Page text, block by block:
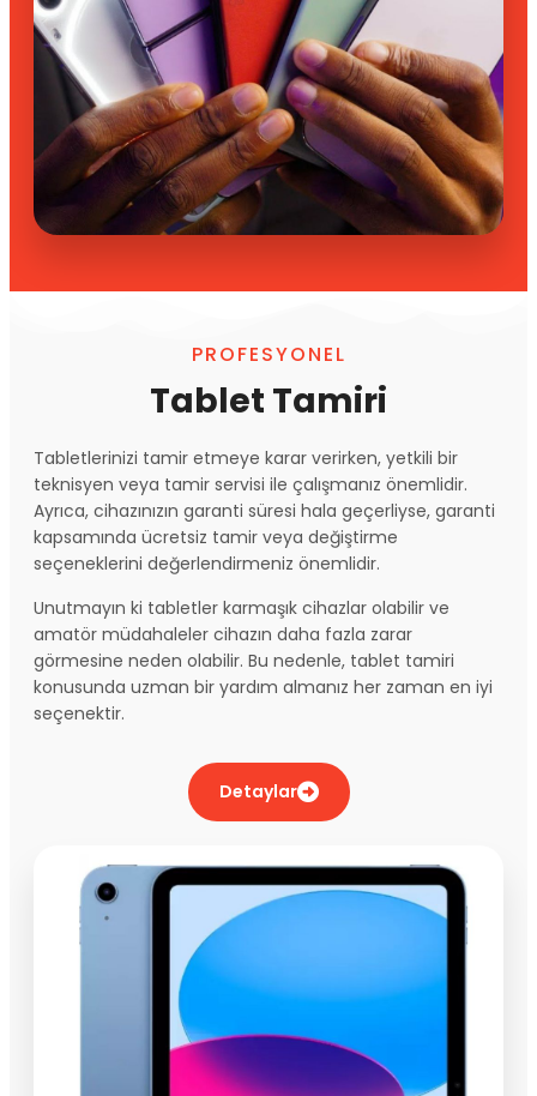
PROFESYONEL
Tablet Tamiri
Tabletlerinizi tamir etmeye karar verirken, yetkili bir
teknisyen veya tamir servisi ile çalışmanız önemlidir.
Ayrıca, cihazınızın garanti süresi hala geçerliyse, garanti
kapsamında ücretsiz tamir veya değiştirme
seçeneklerini değerlendirmeniz önemlidir.
Unutmayın ki tabletler karmaşık cihazlar olabilir ve
amatör müdahaleler cihazın daha fazla zarar
görmesine neden olabilir. Bu nedenle, tablet tamiri
konusunda uzman bir yardım almanız her zaman en iyi
seçenektir.
Detaylar